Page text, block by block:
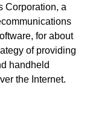
Corporation, a
for about
of providing
handheld
the Internet.